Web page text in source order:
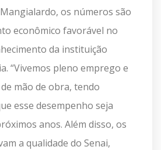
os números são
econômico favorável no
da instituição
“Vivemos pleno emprego e
mão de obra, tendo
esse desempenho seja
anos. Além disso, os
a qualidade do Senai,